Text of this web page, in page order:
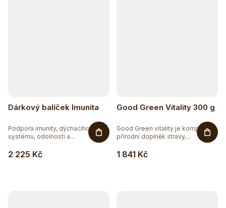
Dárkový balíček Imunita
2 225 Kč
Podpora imunity, dýchacího
systému, odolnosti a...
Good Green Vitality 300 g
1 841 Kč
Good Green vitality je komplexní
přírodní doplněk stravy,...
Těžko po jídle?